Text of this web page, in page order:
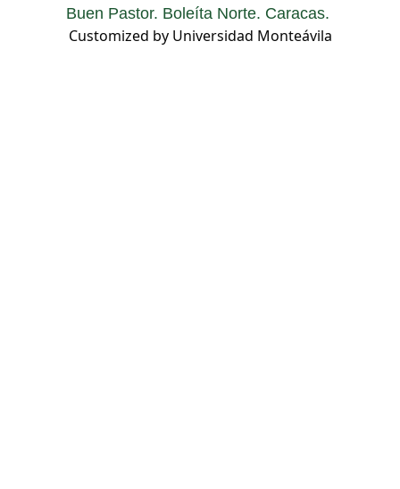
Buen Pastor. Boleíta Norte. Caracas.
Customized by Universidad Monteávila